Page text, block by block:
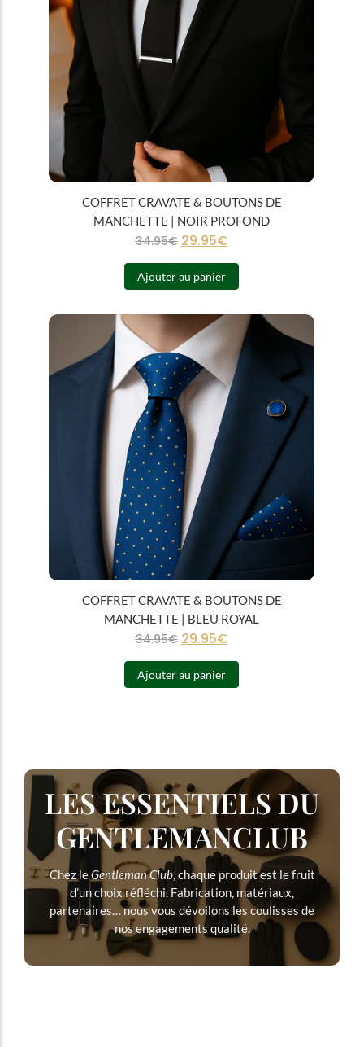
COFFRET CRAVATE & BOUTONS DE
MANCHETTE | NOIR PROFOND
34.95€ 29.95€
Ajouter au panier
COFFRET CRAVATE & BOUTONS DE
MANCHETTE | BLEU ROYAL
34.95€ 29.95€
Ajouter au panier
LES ESSENTIELS DU
GENTLEMANCLUB
Chez leGentleman Club, chaque produit est le fruit
d’un choix réfléchi. Fabrication, matériaux,
partenaires… nous vous dévoilons les coulisses de
nos engagements qualité.